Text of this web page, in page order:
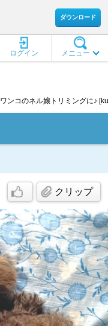
ダウンロード
メニュー
ログイン
ワンコのネル嬢トリミングに♪
クリップ